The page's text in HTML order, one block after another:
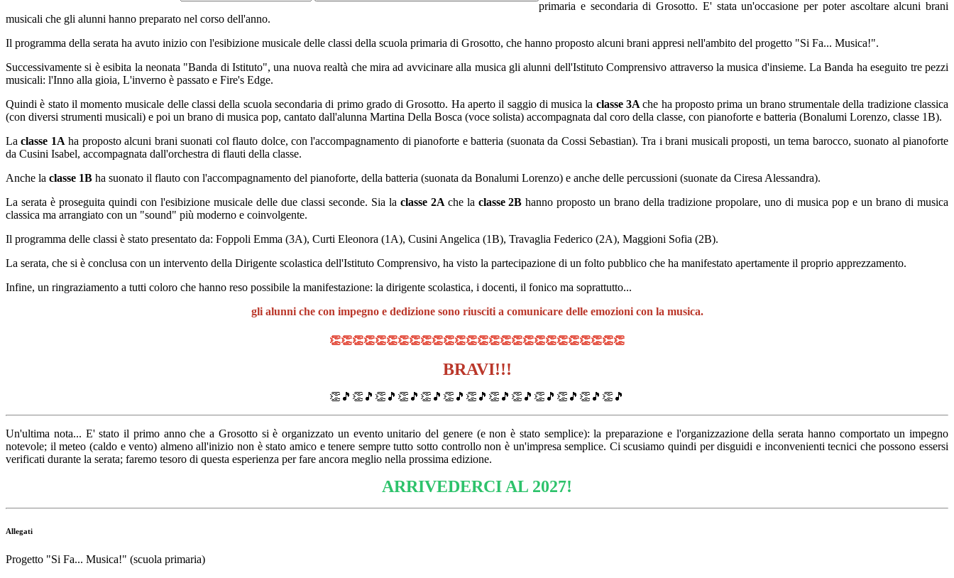
primaria e secondaria di Grosotto. E' stata un'occasione per poter ascoltare alcuni brani
musicali che gli alunni hanno preparato nel corso dell'anno.
Il programma della serata ha avuto inizio con l'esibizione musicale delle classi della scuola primaria di Grosotto, che hanno proposto alcuni brani appresi nell'ambito del progetto "Si Fa... Musica!".
Successivamente si è esibita la neonata "Banda di Istituto", una nuova realtà che mira ad avvicinare alla musica gli alunni dell'Istituto Comprensivo attraverso la musica d'insieme. La Banda ha eseguito tre pezzi
musicali: l'Inno alla gioia, L'inverno è passato e Fire's Edge.
Quindi è stato il momento musicale delle classi della scuola secondaria di primo grado di Grosotto. Ha aperto il saggio di musica la classe 3Ache ha proposto prima un brano strumentale della tradizione classica
(con diversi strumenti musicali) e poi un brano di musica pop, cantato dall'alunna Martina Della Bosca (voce solista) accompagnata dal coro della classe, con pianoforte e batteria (Bonalumi Lorenzo, classe 1B).
Laclasse 1A ha proposto alcuni brani suonati col flauto dolce, con l'accompagnamento di pianoforte e batteria (suonata da Cossi Sebastian). Tra i brani musicali proposti, un tema barocco, suonato al pianoforte
da Cusini Isabel, accompagnata dall'orchestra di flauti della classe.
Anche la classe 1B ha suonato il flauto con l'accompagnamento del pianoforte, della batteria (suonata da Bonalumi Lorenzo) e anche delle percussioni (suonate da Ciresa Alessandra).
La serata è proseguita quindi con l'esibizione musicale delle due classi seconde. Sia la classe 2A che la classe 2B hanno proposto un brano della tradizione propolare, uno di musica pop e un brano di musica
classica ma arrangiato con un "sound" più moderno e coinvolgente.
Il programma delle classi è stato presentato da: Foppoli Emma (3A), Curti Eleonora (1A), Cusini Angelica (1B), Travaglia Federico (2A), Maggioni Sofia (2B).
La serata, che si è conclusa con un intervento della Dirigente scolastica dell'Istituto Comprensivo, ha visto la partecipazione di un folto pubblico che ha manifestato apertamente il proprio apprezzamento.
Infine, un ringraziamento a tutti coloro che hanno reso possibile la manifestazione: la dirigente scolastica, i docenti, il fonico ma soprattutto...
gli alunni che con impegno e dedizione sono riusciti a comunicare delle emozioni con la musica.
👏👏👏👏👏👏👏👏👏👏👏👏👏👏👏👏👏👏👏👏👏👏👏👏👏👏
BRAVI!!!
👏🎵👏🎵👏🎵👏🎵👏🎵👏🎵👏🎵👏🎵👏🎵👏🎵👏🎵👏🎵👏🎵
Un'ultima nota... E' stato il primo anno che a Grosotto si è organizzato un evento unitario del genere (e non è stato semplice):la preparazione e l'organizzazione della serata hanno comportato un impegno
notevole; il meteo (caldo e vento) almeno all'inizio non è stato amico e tenere sempre tutto sotto controllo non è un'impresa semplice. Ci scusiamo quindi per disguidi e inconvenienti tecnici che possono essersi
verificati durante la serata; faremo tesoro di questa esperienza per fare ancora meglio nella prossima edizione.
ARRIVEDERCI AL 2027!
Allegati
Progetto "Si Fa... Musica!" (scuola primaria)